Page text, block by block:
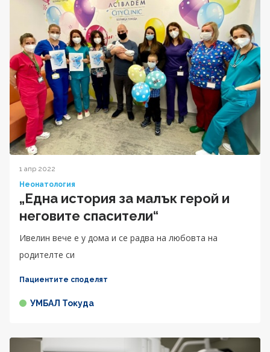
1 апр 2022
Неонатология
„Една история за малък герой и
неговите спасители“
Ивелин вече е у дома и се радва на любовта на
родителте си
Пациентите споделят
УМБАЛ Токуда